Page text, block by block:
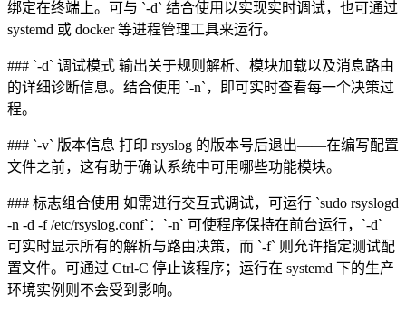
绑定在终端上。可与 `-d` 结合使用以实现实时调试，也可通过
systemd 或 docker 等进程管理工具来运行。
### `-d` 调试模式 输出关于规则解析、模块加载以及消息路由
的详细诊断信息。结合使用 `-n`，即可实时查看每一个决策过
程。
### `-v` 版本信息 打印 rsyslog 的版本号后退出——在编写配置
文件之前，这有助于确认系统中可用哪些功能模块。
### 标志组合使用 如需进行交互式调试，可运行 `sudo rsyslogd
-n -d -f /etc/rsyslog.conf`：`-n` 可使程序保持在前台运行，`-d`
可实时显示所有的解析与路由决策，而 `-f` 则允许指定测试配
置文件。可通过 Ctrl-C 停止该程序；运行在 systemd 下的生产
环境实例则不会受到影响。